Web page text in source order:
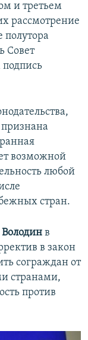
и третьем
рассмотрение
полутора
Совет
подпись
возможной
любой
стран.
Володин в
в закон
сограждан от
странами,
против